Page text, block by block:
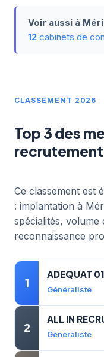
Voir aussi à
12 cabinets de
CLASSEMENT 2026
Top 3 des
Ce classement est
: implantation à
spécialités, volume
reconnaissance
1
ADEQUAT
Généraliste
2
ALL IN
Généraliste